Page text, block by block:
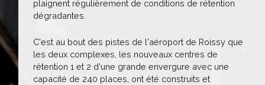
plaignent régulièrement de conditions de rétention
dégradantes.
C'est au bout des pistes de l'aéroport de Roissy que
les deux complexes, les nouveaux centres de
rétention 1 et 2 d'une grande envergure avec une
capacité de 240 places, ont été construits et